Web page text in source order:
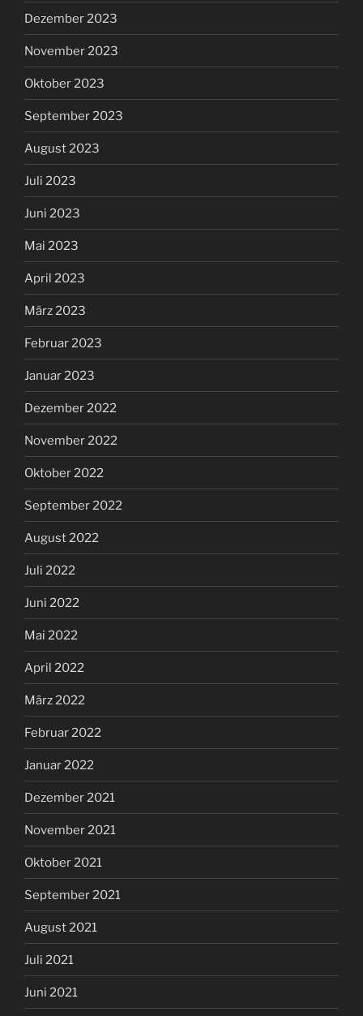
Dezember 2023
November 2023
Oktober 2023
September 2023
August 2023
Juli 2023
Juni 2023
Mai 2023
April 2023
März 2023
Februar 2023
Januar 2023
Dezember 2022
November 2022
Oktober 2022
September 2022
August 2022
Juli 2022
Juni 2022
Mai 2022
April 2022
März 2022
Februar 2022
Januar 2022
Dezember 2021
November 2021
Oktober 2021
September 2021
August 2021
Juli 2021
Juni 2021